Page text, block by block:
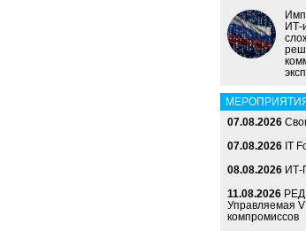
ИТ-
07.08.2026
07.08.2026 IT
08.08.2026 ИТ-
11.08.2026
Управляемая
компромиссов